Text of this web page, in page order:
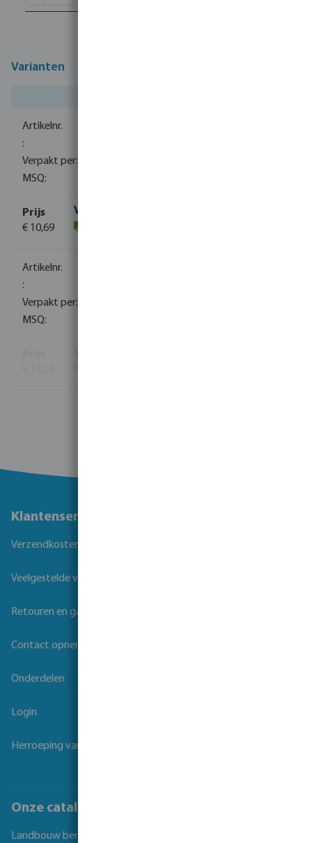
Varianten
€ 10,69
Klantenservice
Verzendkosten
Veelgestelde vragen
Retouren en garantie
Contact opnemen
Onderdelen
Login
Herroeping van overeenkomst
Onze catalogi
Landbouw beregening